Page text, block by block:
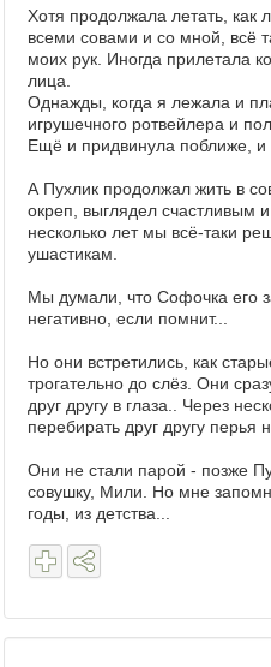
Хотя продолжала летать, как
всеми совами и со мной, всё
моих рук. Иногда прилетала
лица.
Однажды, когда я лежала и
игрушечного ротвейлера и
Ещё и придвинула поближе, и
А Пухлик продолжал жить в
окреп, выглядел счастливым
несколько лет мы всё-таки
ушастикам.
Мы думали, что Софочка его
негативно, если помнит...
Но они встретились, как
трогательно до слёз. Они
друг другу в глаза.. Через
перебирать друг другу перья
Они не стали парой - позже
совушку, Мили. Но мне
годы, из детства...